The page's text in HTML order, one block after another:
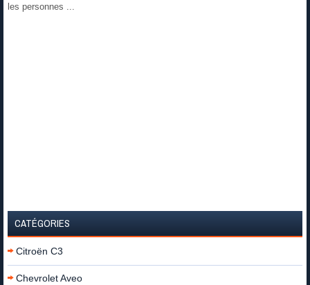
les personnes ...
CATÉGORIES
Citroën C3
Chevrolet Aveo